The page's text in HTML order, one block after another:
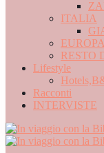
ITALIA
EUROPA
RESTO
Lifestyle
Racconti
INTERVISTE